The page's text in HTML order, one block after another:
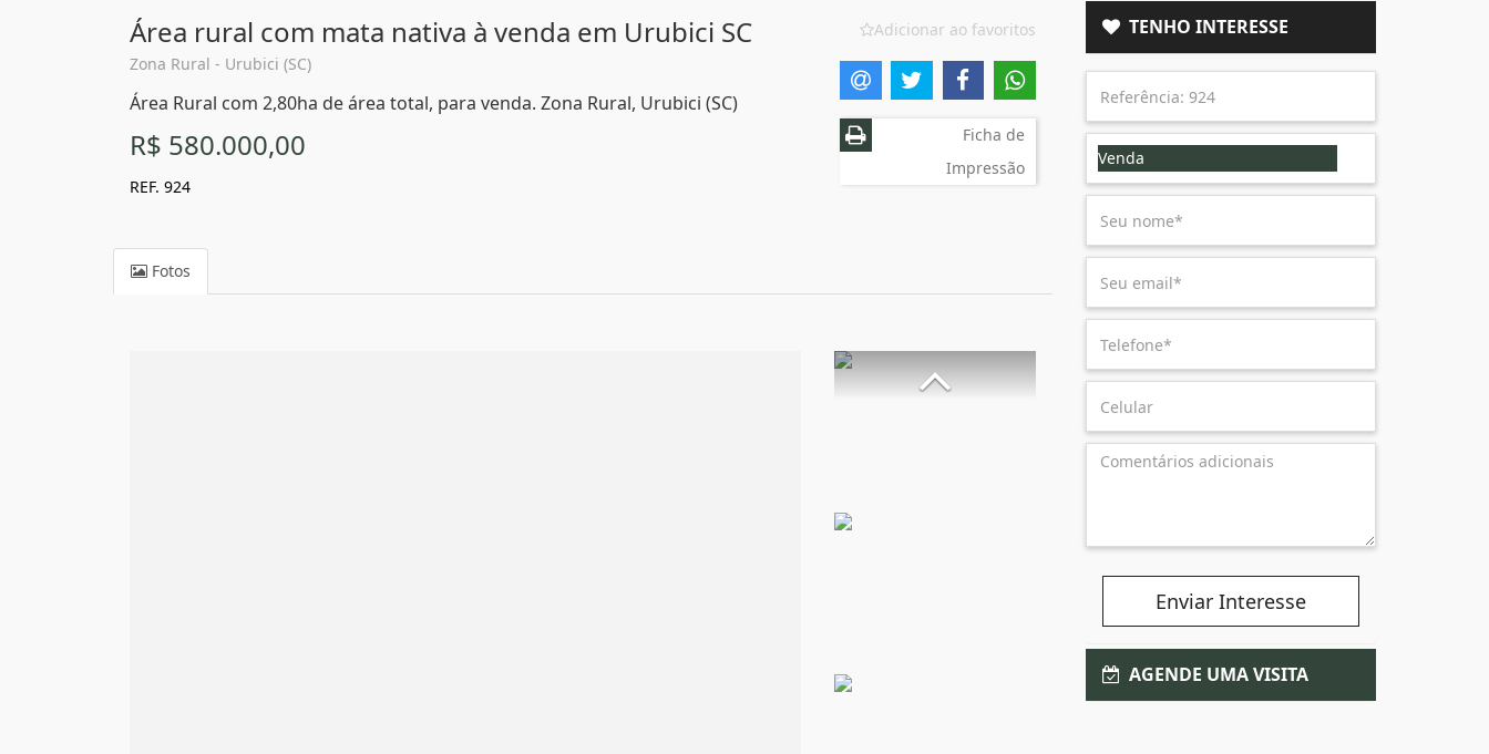
Área rural com mata nativa à venda em Urubici SC
Zona Rural - Urubici (SC)
Área Rural com 2,80ha de área total, para venda. Zona Rural, Urubici (SC)
R$ 580.000,00
REF. 924
Adicionar ao favoritos
Ficha de
Impressão
Fotos
TENHO INTERESSE
Venda
Enviar Interesse
AGENDE UMA VISITA